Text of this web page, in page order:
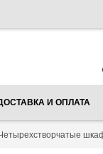
И ОПЛАТА